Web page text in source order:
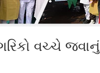
વચ્ચે જવાનું